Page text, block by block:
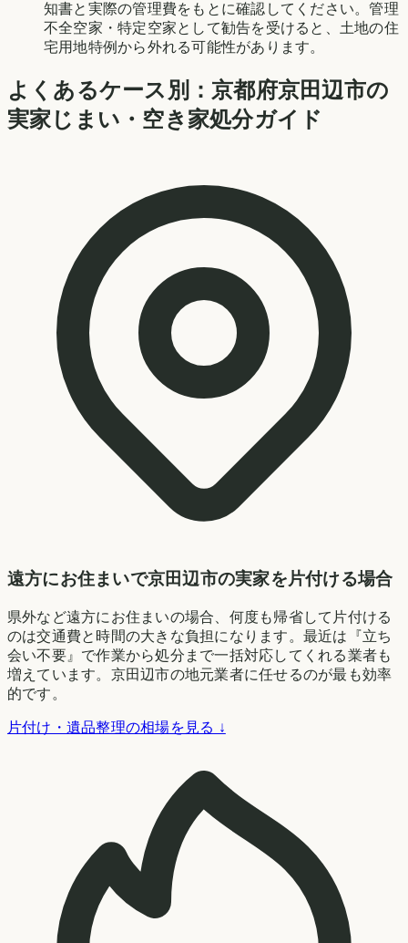
知書と実際の管理費をもとに確認してください。管理
不全空家・特定空家として勧告を受けると、土地の住
宅用地特例から外れる可能性があります。
よくあるケース別： 京都府京田辺市の
実家じまい・空き家処分ガイド
遠方にお住まいで京田辺市の実家を片付ける場合
県外など遠方にお住まいの場合、何度も帰省して片付ける
のは交通費と時間の大きな負担になります。最近は『立ち
会い不要』で作業から処分まで一括対応してくれる業者も
増えています。京田辺市の地元業者に任せるのが最も効率
的です。
片付け・遺品整理の相場を見る ↓